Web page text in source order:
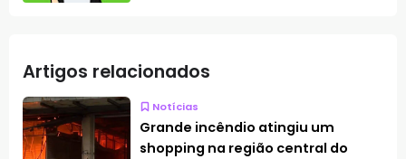
Artigos relacionados
Notícias
Grande incêndio atingiu um
shopping na região central do